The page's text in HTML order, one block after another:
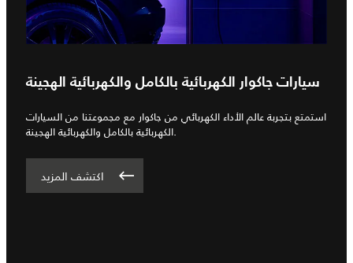
سيارات جاكوار الكهربائية بالكامل والكهربائية الهجينة
استمتع بتجربة عالم الأداء الكهربائي من جاكوار مع مجموعتنا من السيارات
الكهربائية بالكامل والكهربائية الهجينة.
اكتشف المزيد